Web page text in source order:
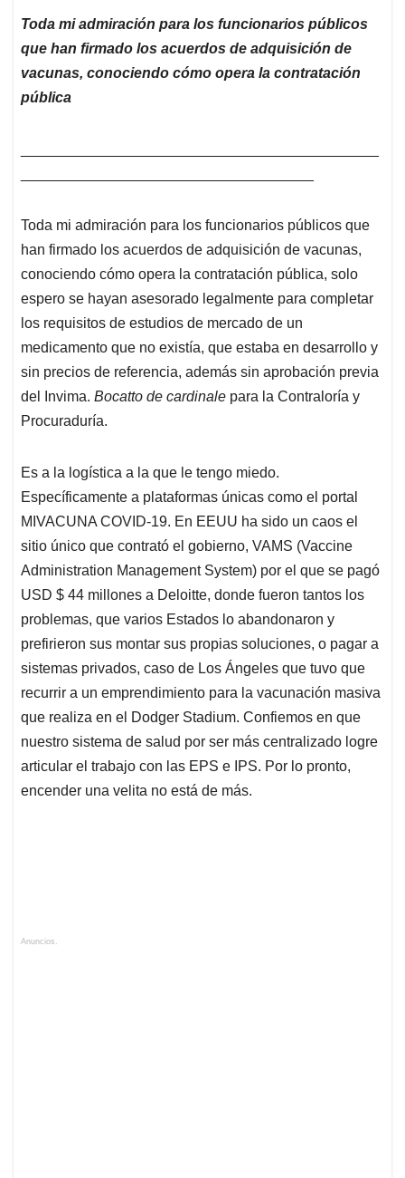
Toda mi admiración para los funcionarios públicos
que han firmado los acuerdos de adquisición de
vacunas, conociendo cómo opera la contratación
pública
Toda mi admiración para los funcionarios públicos que
han firmado los acuerdos de adquisición de vacunas,
conociendo cómo opera la contratación pública, solo
espero se hayan asesorado legalmente para completar
los requisitos de estudios de mercado de un
medicamento que no existía, que estaba en desarrollo y
sin precios de referencia, además sin aprobación previa
del Invima. Bocatto de cardinale para la Contraloría y
Procuraduría.
Es a la logística a la que le tengo miedo.
Específicamente a plataformas únicas como el portal
MIVACUNA COVID-19. En EEUU ha sido un caos el
sitio único que contrató el gobierno, VAMS (Vaccine
Administration Management System) por el que se pagó
USD $ 44 millones a Deloitte, donde fueron tantos los
problemas, que varios Estados lo abandonaron y
prefirieron sus montar sus propias soluciones, o pagar a
sistemas privados, caso de Los Ángeles que tuvo que
recurrir a un emprendimiento para la vacunación masiva
que realiza en el Dodger Stadium. Confiemos en que
nuestro sistema de salud por ser más centralizado logre
articular el trabajo con las EPS e IPS. Por lo pronto,
encender una velita no está de más.
Anuncios.